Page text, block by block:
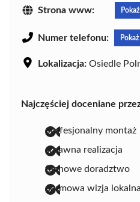
Strona www:
Numer telefonu:
Lokalizacja: Osiedle
Najczęściej doceniane
profesjonalny montaż
sprawna realizacja
fachowe doradztwo
darmowa wizja lokalna